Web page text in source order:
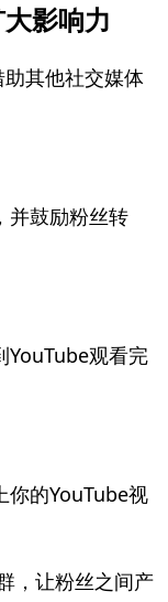
影响力
其他社交媒体
并鼓励粉丝转
YouTube观看完
你的YouTube视
，让粉丝之间产